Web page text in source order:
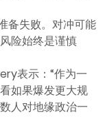
备失败。对冲可能
险始终是谨慎
表示：“作为一
如果爆发更大规
人对地缘政治一